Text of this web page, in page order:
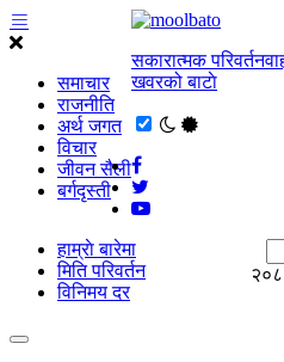
समाचार
राजनीति
अर्थ जगत
विचार
जीवन सैली
बर्गदृस्ती
सकारात्मक
खवरको बाटाे
हाम्राे बारेमा
मिति परिवर्तन
विनिमय दर